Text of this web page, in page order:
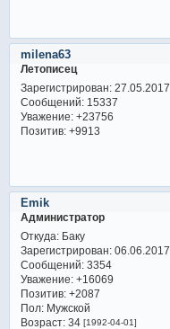
milena63
Летописец
Зарегистрирован: 27.05.2017
Сообщений:15337
Уважение: +23756
Позитив: +9913
Emik
Администратор
Откуда:Баку
Зарегистрирован: 06.06.2017
Сообщений:3354
Уважение: +16069
Позитив: +2087
Пол:Мужской
Возраст:34 [1992-04-01]